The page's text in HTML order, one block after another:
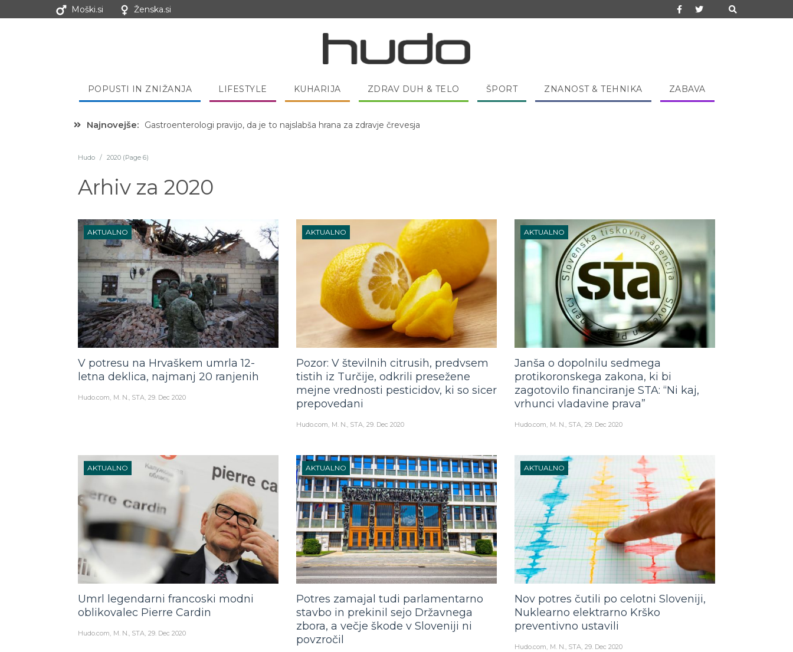
Moški.si Ženska.si
POPUSTI IN ZNIŽANJA LIFESTYLE KUHARIJA ZDRAV DUH & TELO ŠPORT ZNANOST & TEHNIKA ZABAVA
Najnovejše: Hibernacijska dieta: Zakaj je pred spanjem dobro pojesti žlico medu?
Hudo / 2020 (Page 6)
Arhiv za 2020
AKTUALNO
V potresu na Hrvaškem umrla 12-
letna deklica, najmanj 20 ranjenih
Hudo.com M. N., STA 29. Dec 2020
AKTUALNO
Pozor: V številnih citrusih, predvsem
tistih iz Turčije, odkrili presežene
mejne vrednosti pesticidov, ki so sicer
prepovedani
Hudo.com M. N., STA 29. Dec 2020
AKTUALNO
Janša o dopolnilu sedmega
protikoronskega zakona, ki bi
zagotovilo financiranje STA: “Ni kaj,
vrhunci vladavine prava”
Hudo.com M. N., STA 29. Dec 2020
AKTUALNO
Umrl legendarni francoski modni
oblikovalec Pierre Cardin
Hudo.com M. N., STA 29. Dec 2020
AKTUALNO
Potres zamajal tudi parlamentarno
stavbo in prekinil sejo Državnega
zbora, a večje škode v Sloveniji ni
povzročil
AKTUALNO
Nov potres čutili po celotni Sloveniji,
Nuklearno elektrarno Krško
preventivno ustavili
Hudo.com M. N., STA 29. Dec 2020